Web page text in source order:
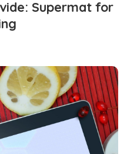
Supermat for